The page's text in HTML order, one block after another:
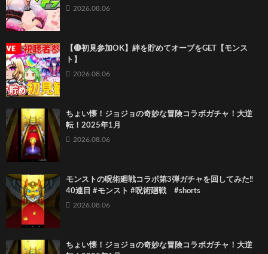
2026.08.06
【🔴初見参加OK】絆を貯めてオーブをGET【モンス
ト】
2026.08.06
ちょい懐！ジョジョの奇妙な冒険コラボガチャ！大逆
転！2025年1月
2026.08.06
モンストの呪術廻戦コラボ第3弾ガチャを回してみた‼️
40連目 #モンスト #呪術廻戦 #shorts
2026.08.06
ちょい懐！ジョジョの奇妙な冒険コラボガチャ！大逆